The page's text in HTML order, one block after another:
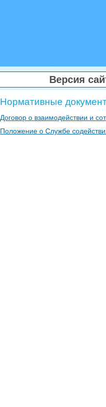
Версия
Нормативные
Договор о взаимодействии и
Положение о Службе